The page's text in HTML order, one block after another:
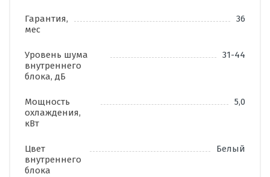
Гарантия,
мес
36
Уровень шума
внутреннего
блока, дБ
31-44
Мощность
охлаждения,
кВт
5,0
Цвет
внутреннего
блока
Белый